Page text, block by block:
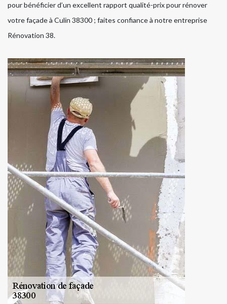
pour bénéficier d’un excellent rapport qualité-prix pour rénover
votre façade à Culin 38300 ; faites confiance à notre entreprise
Rénovation 38.